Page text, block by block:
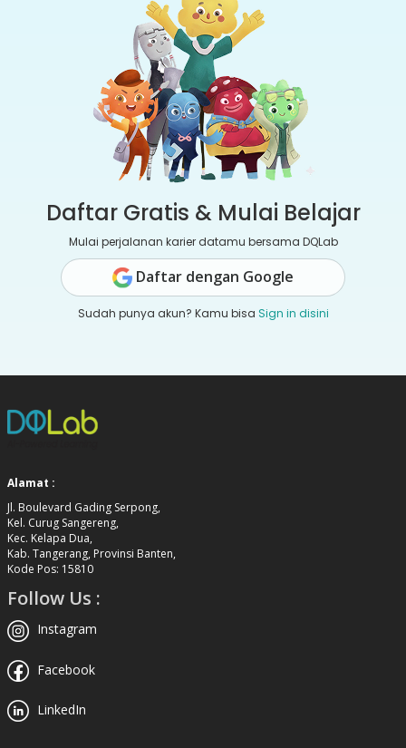
Daftar Gratis & Mulai Belajar
Mulai perjalanan karier datamu bersama DQLab
Daftar dengan Google
Sudah punya akun? Kamu bisa Sign in disini
Alamat :
Jl. Boulevard Gading Serpong,
Kel. Curug Sangereng,
Kec. Kelapa Dua,
Kab. Tangerang, Provinsi Banten,
Kode Pos: 15810
Follow Us :
Instagram
Facebook
LinkedIn